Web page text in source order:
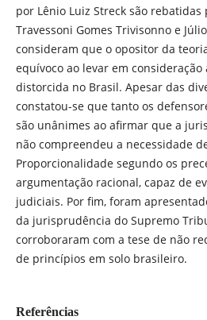
por Lênio Luiz Streck são rebatidas
Travessoni Gomes Trivisonno e
consideram que o opositor da
equívoco ao levar em consideração
distorcida no Brasil. Apesar das
constatou-se que tanto os
são unânimes ao afirmar que a
não compreendeu a necessidade
Proporcionalidade segundo os
argumentação racional, capaz de
judiciais. Por fim, foram
da jurisprudência do Supremo
corroboraram com a tese de não
de princípios em solo brasileiro.
Referências